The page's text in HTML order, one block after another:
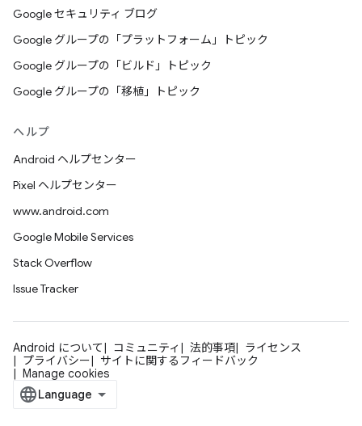
Google セキュリティ ブログ
Google グループの「プラットフォーム」トピック
Google グループの「ビルド」トピック
Google グループの「移植」トピック
ヘルプ
Android ヘルプセンター
Pixel ヘルプセンター
www.android.com
Google Mobile Services
Stack Overflow
Issue Tracker
Android について コミュニティ 法的事項
ライセンス
プライバシー
サイトに関するフィードバック
Manage cookies